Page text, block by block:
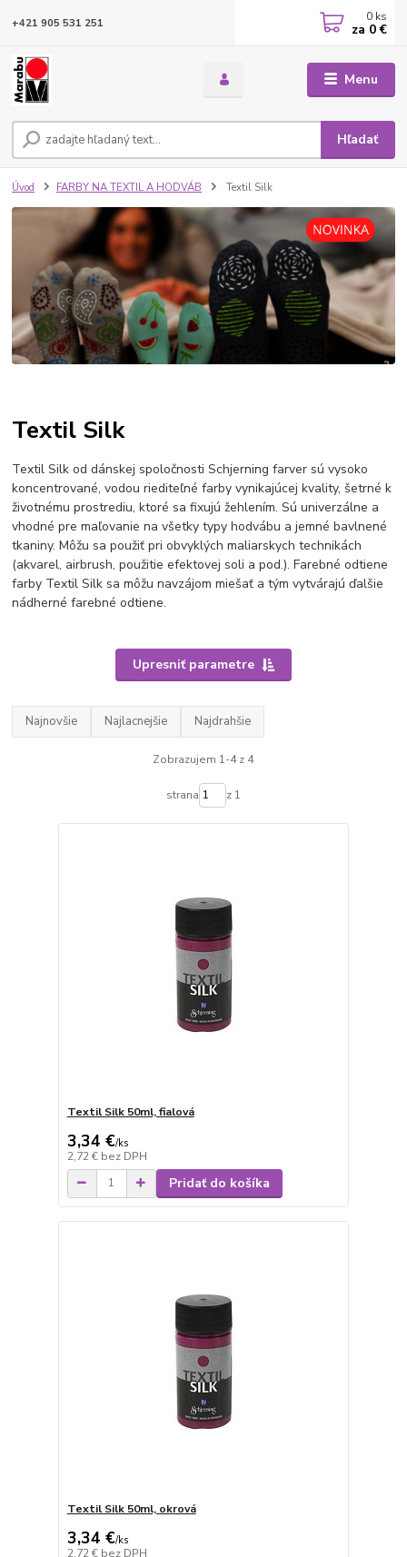
Menu
Hľadať
+421 905 531 251 0 ks
za 0 €
Úvod FARBY NA TEXTIL A HODVÁB Textil Silk
Textil Silk
Textil Silk od dánskej spoločnosti Schjerning farver sú vysoko
koncentrované, vodou riediteľné farby vynikajúcej kvality, šetrné k
životnému prostrediu, ktoré sa fixujú žehlením. Sú univerzálne a
vhodné pre maľovanie na všetky typy hodvábu a jemné bavlnené
tkaniny. Môžu sa použiť pri obvyklých maliarskych technikách
(akvarel, airbrush, použitie efektovej soli a pod.). Farebné odtiene
farby Textil Silk sa môžu navzájom miešať a tým vytvárajú ďalšie
nádherné farebné odtiene.
Upresniť parametre
Najnovšie Najlacnejšie Najdrahšie
Zobrazujem 1-4 z 4
strana z 1
Textil Silk 50ml, fialová
3,34 €/ks
2,72 € bez DPH
Pridať do košíka
Textil Silk 50ml, okrová
3,34 €/ks
2,72 € bez DPH